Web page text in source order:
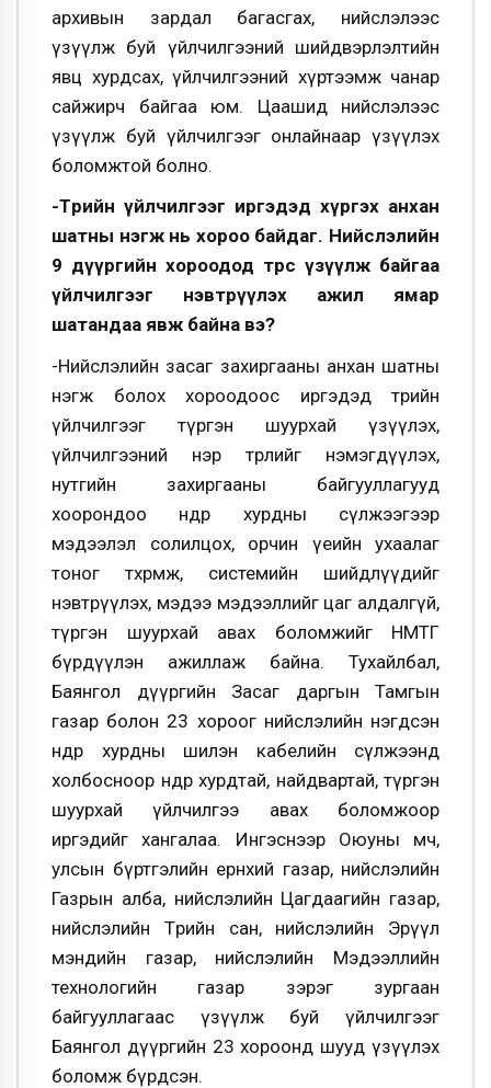
архивын зардал багасгах, нийслэлээс
үзүүлж буй үйлчилгээний шийдвэрлэлтийн
явц хурдсах, үйлчилгээний хүртээмж чанар
сайжирч байгаа юм. Цаашид нийслэлээс
үзүүлж буй үйлчилгээг онлайнаар үзүүлэх
боломжтой болно.
-Төрийн үйлчилгээг иргэдэд хүргэх анхан
шатны нэгж нь хороо байдаг. Нийслэлийн
9 дүүргийн хороодод төрөөс үзүүлж байгаа
үйлчилгээг нэвтрүүлэх ажил ямар
шатандаа явж байна вэ?
-Нийслэлийн засаг захиргааны анхан шатны
нэгж болох хороодоос иргэдэд төрийн
үйлчилгээг түргэн шуурхай үзүүлэх,
үйлчилгээний нэр төрлийг нэмэгдүүлэх,
нутгийн захиргааны байгууллагууд
хоорондоо өндөр хурдны сүлжээгээр
мэдээлэл солилцох, орчин үеийн ухаалаг
тоног төхөөрөмж, системийн шийдлүүдийг
нэвтрүүлэх, мэдээ мэдээллийг цаг алдалгүй,
түргэн шуурхай авах боломжийг НМТГ
бүрдүүлэн ажиллаж байна. Тухайлбал,
Баянгол дүүргийн Засаг даргын Тамгын
газар болон 23 хороог нийслэлийн нэгдсэн
өндөр хурдны шилэн кабелийн сүлжээнд
холбосноор өндөр хурдтай, найдвартай, түргэн
шуурхай үйлчилгээ авах боломжоор
иргэдийг хангалаа. Ингэснээр Оюуны өмч,
улсын бүртгэлийн ерөнхий газар, нийслэлийн
Газрын алба, нийслэлийн Цагдаагийн газар,
нийслэлийн Төрийн сан, нийслэлийн Эрүүл
мэндийн газар, нийслэлийн Мэдээллийн
технологийн газар зэрэг зургаан
байгууллагаас үзүүлж буй үйлчилгээг
Баянгол дүүргийн 23 хороонд шууд үзүүлэх
боломж бүрдсэн.